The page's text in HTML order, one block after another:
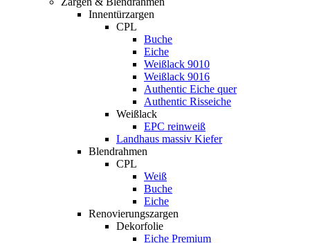
Innentürzargen
CPL
Buche
Eiche
Weißlack 9010
Weißlack 9016
Authentic Eiche quer
Authentic Risseiche
Weißlack
EPC reinweiß
Landhaus massiv Kiefer
Blendrahmen
CPL
Weiß
Buche
Eiche
Renovierungszargen
Dekorfolie
Eiche Premium